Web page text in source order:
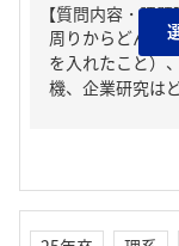
【質問内容・課題
周りからどんな
を入れたこと）
機、企業研究は